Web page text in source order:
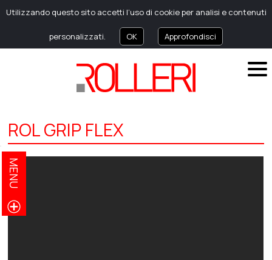
Utilizzando questo sito accetti l’uso di cookie per analisi e contenuti
personalizzati. OK Approfondisci
ROL GRIP FLEX
MENU